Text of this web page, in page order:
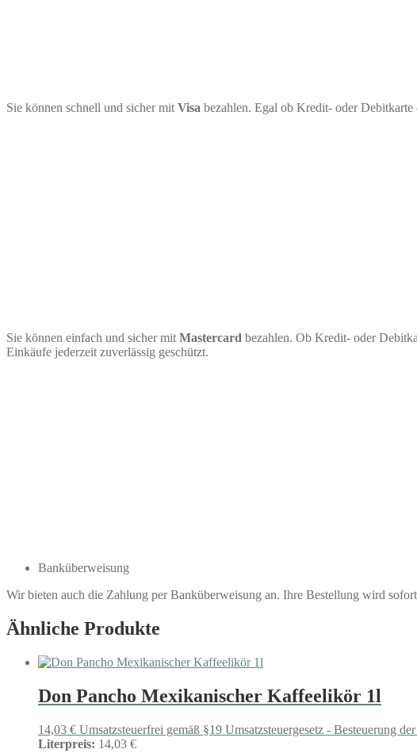
Sie können schnell und sicher mit Visa bezahlen. Egal ob Kredit- oder
Sie können einfach und sicher mit Mastercard bezahlen. Ob Kredit- oder
Einkäufe jederzeit zuverlässig geschützt.
Banküberweisung
Wir bieten auch die Zahlung per Banküberweisung an. Ihre Bestellung wird
Ähnliche Produkte
Don Pancho Mexikanischer Kaffeelikör 1l
14,03 € Umsatzsteuerfrei gemäß §19 Umsatzsteuergesetz - Besteuerung
Literpreis: 14,03 €